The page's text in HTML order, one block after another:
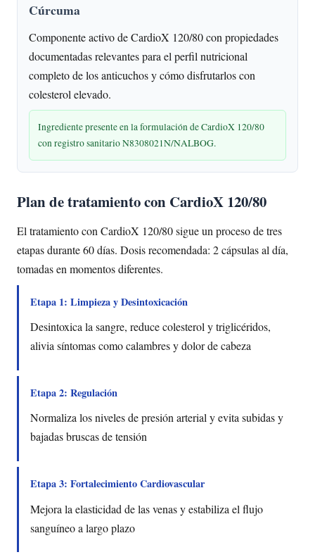
Cúrcuma
Componente activo de CardioX 120/80 con propiedades
documentadas relevantes para el perfil nutricional
completo de los anticuchos y cómo disfrutarlos con
colesterol elevado.
Ingrediente presente en la formulación de CardioX 120/80
con registro sanitario N8308021N/NALBOG.
Plan de tratamiento con CardioX 120/80
El tratamiento con CardioX 120/80 sigue un proceso de tres
etapas durante 60 días. Dosis recomendada: 2 cápsulas al día,
tomadas en momentos diferentes.
Etapa 1: Limpieza y Desintoxicación
Desintoxica la sangre, reduce colesterol y triglicéridos,
alivia síntomas como calambres y dolor de cabeza
Etapa 2: Regulación
Normaliza los niveles de presión arterial y evita subidas y
bajadas bruscas de tensión
Etapa 3: Fortalecimiento Cardiovascular
Mejora la elasticidad de las venas y estabiliza el flujo
sanguíneo a largo plazo